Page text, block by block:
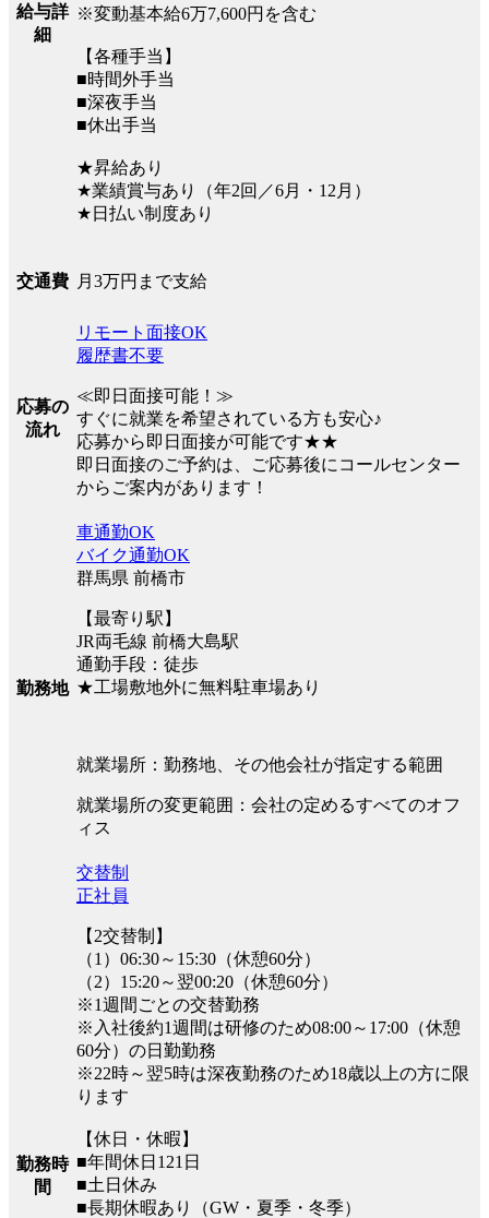
給与詳
細
※変動基本給6万7,600円を含む
【各種手当】
■時間外手当
■深夜手当
■休出手当
★昇給あり
★業績賞与あり（年2回／6月・12月）
★日払い制度あり
交通費 月3万円まで支給
応募の
流れ
リモート面接OK
履歴書不要
≪即日面接可能！≫
すぐに就業を希望されている方も安心♪
応募から即日面接が可能です★★
即日面接のご予約は、ご応募後にコールセンター
からご案内があります！
勤務地
車通勤OK
バイク通勤OK
群馬県 前橋市
【最寄り駅】
JR両毛線 前橋大島駅
通勤手段：徒歩
★工場敷地外に無料駐車場あり
就業場所：勤務地、その他会社が指定する範囲
就業場所の変更範囲：会社の定めるすべてのオフ
ィス
勤務時
間
交替制
正社員
【2交替制】
（1）06:30～15:30（休憩60分）
（2）15:20～翌00:20（休憩60分）
※1週間ごとの交替勤務
※入社後約1週間は研修のため08:00～17:00（休憩
60分）の日勤勤務
※22時～翌5時は深夜勤務のため18歳以上の方に限
ります
【休日・休暇】
■年間休日121日
■土日休み
■長期休暇あり（GW・夏季・冬季）